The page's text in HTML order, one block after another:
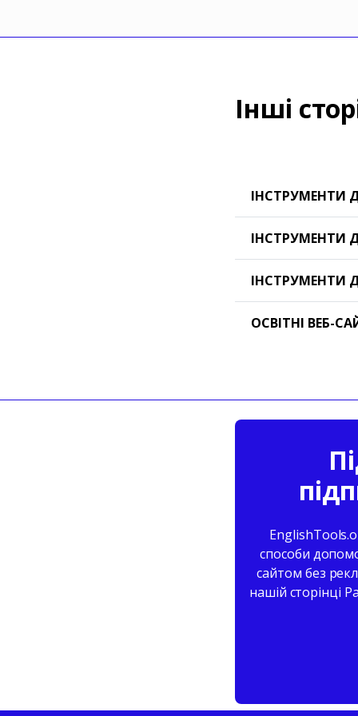
Інші
ІНСТРУМЕНТИ
ІНСТРУМЕНТИ
ІНСТРУМЕНТИ
ОСВІТНІ ВЕБ-
способи
сайтом без
нашій сторінці